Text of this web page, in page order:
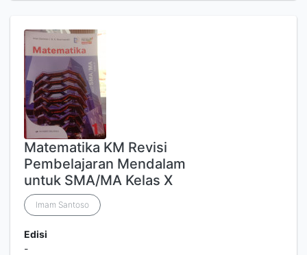
Matematika KM Revisi
Pembelajaran Mendalam
untuk SMA/MA Kelas X
Imam Santoso
Edisi
-